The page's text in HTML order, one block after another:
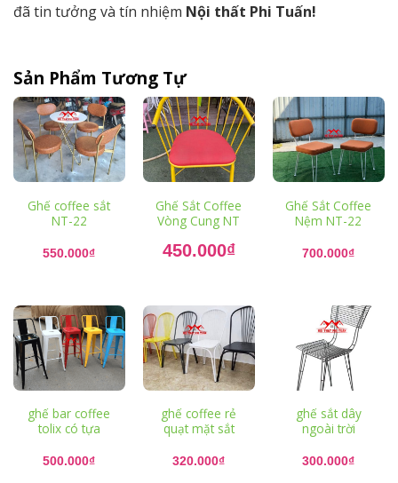
đã tin tưởng và tín nhiệm Nội thất Phi Tuấn!
Sản Phẩm Tương Tự
Ghế coffee sắt
NT-22
550.000₫
Ghế Sắt Coffee
Vòng Cung NT
Giá
gốc
450.000₫
450.000₫.
Ghế Sắt Coffee
Nệm NT-22
700.000₫
ghế bar coffee
tolix có tựa
500.000₫
ghế coffee rẻ
quạt mặt sắt
320.000₫
ghế sắt dây
ngoài trời
300.000₫